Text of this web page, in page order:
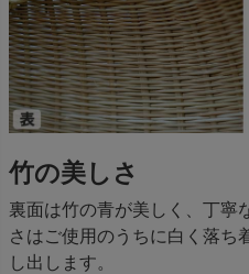
竹の美しさ
裏面は竹の青が美しく、丁寧
さはご使用のうちに白く落ち
し出します。